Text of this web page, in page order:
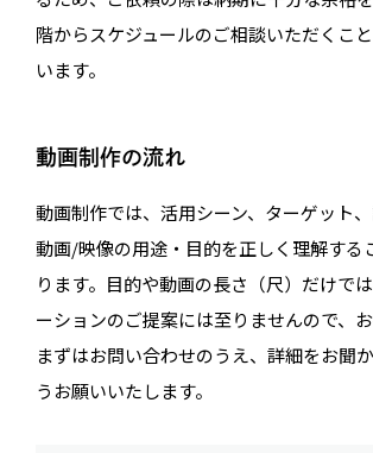
階からスケジュールのご相談いただくこ
います。
動画制作の流れ
動画制作では、活用シーン、ターゲット、
動画/映像の用途・目的を正しく理解する
ります。目的や動画の長さ（尺）だけで
ーションのご提案には至りませんので、お
まずはお問い合わせのうえ、詳細をお聞
うお願いいたします。